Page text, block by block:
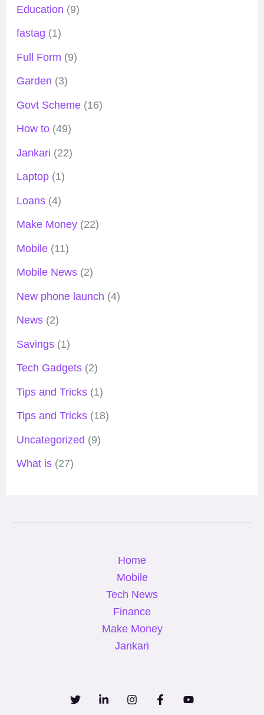
Education (9)
fastag (1)
Full Form (9)
Garden (3)
Govt Scheme(16)
How to(49)
Jankari (22)
Laptop(1)
Loans(4)
Make Money(22)
Mobile(11)
Mobile News(2)
New phone launch (4)
News(2)
Savings(1)
Tech Gadgets(2)
Tips and Tricks(1)
Tips and Tricks(18)
Uncategorized (9)
What is(27)
Home
Mobile
Tech News
Finance
Make Money
Jankari